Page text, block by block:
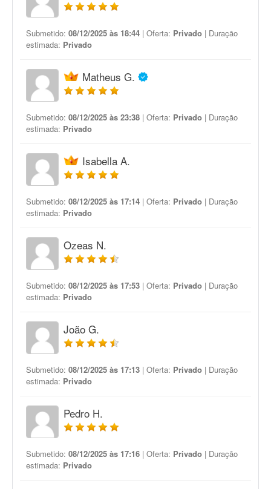
Submetido: 08/12/2025 às 18:44 | Oferta: Privado | Duração
estimada: Privado
Matheus G.
Submetido: 08/12/2025 às 23:38 | Oferta: Privado | Duração
estimada: Privado
Isabella A.
Submetido: 08/12/2025 às 17:14 | Oferta: Privado | Duração
estimada: Privado
Ozeas N.
Submetido: 08/12/2025 às 17:53 | Oferta: Privado | Duração
estimada: Privado
João G.
Submetido: 08/12/2025 às 17:13 | Oferta: Privado | Duração
estimada: Privado
Pedro H.
Submetido: 08/12/2025 às 17:16 | Oferta: Privado | Duração
estimada: Privado